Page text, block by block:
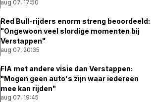
aug 07, 17:50
Red Bull-rijders enorm streng beoordeeld:
"Ongewoon veel slordige momenten bij
Verstappen"
aug 07, 20:35
FIA met andere visie dan Verstappen:
"Mogen geen auto's zijn waar iedereen
mee kan rijden"
aug 07, 19:45